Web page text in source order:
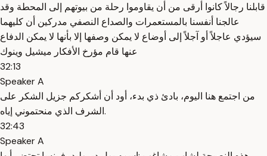
قابلنا رجالاً كانوا أرقى من أن يقاوموا رحلة من بيوتهم إلى المحطة وقد
عالجنا أنفسنا بالمستعمرات والصداع النصفي مدركين أن كليهما
سيؤدي عاجلاً أو آجلاً إلى أوضاع لا يمكن وصفها إلا بأنها لا يمكن الدفاع
عنها قام مؤرخ الأفكار ميشيل وينوك
32:13
Speaker A
من اجتمع هنا اليوم، بادئ ذي بدء، أود أن أشكركم جزيل الشكر على
الشرف الذي منحتموني إياه.
32:43
Speaker A